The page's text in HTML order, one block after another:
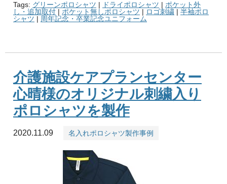
Tags: グリーンポロシャツ | ドライポロシャツ | ポケット外
し・追加取付 | ポケット無しポロシャツ | ロゴ刺繍 | 半袖ポロ
シャツ | 周年記念・卒業記念ユニフォーム
介護施設ケアプランセンター
心晴様のオリジナル刺繍入り
ポロシャツを製作
2020.11.09 名入れポロシャツ製作事例